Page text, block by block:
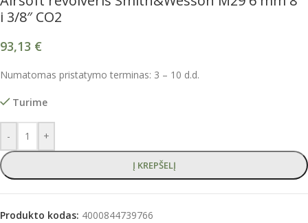
i 3/8″ CO2
93,13 €
Numatomas pristatymo terminas: 3 – 10 d.d.
Turime
- +
Į KREPŠELĮ
Produkto kodas: 4000844739766